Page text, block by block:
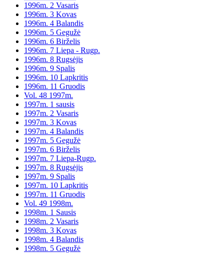
1996m. 2 Vasaris
1996m. 3 Kovas
1996m. 4 Balandis
1996m. 5 Gegužė
1996m. 6 Birželis
1996m. 7 Liepa - Rugp.
1996m. 8 Rugsėjis
1996m. 9 Spalis
1996m. 10 Lapkritis
1996m. 11 Gruodis
Vol. 48 1997m.
1997m. 1 sausis
1997m. 2 Vasaris
1997m. 3 Kovas
1997m. 4 Balandis
1997m. 5 Gegužė
1997m. 6 Birželis
1997m. 7 Liepa-Rugp.
1997m. 8 Rugsėjis
1997m. 9 Spalis
1997m. 10 Lapkritis
1997m. 11 Gruodis
Vol. 49 1998m.
1998m. 1 Sausis
1998m. 2 Vasaris
1998m. 3 Kovas
1998m. 4 Balandis
1998m. 5 Gegužė